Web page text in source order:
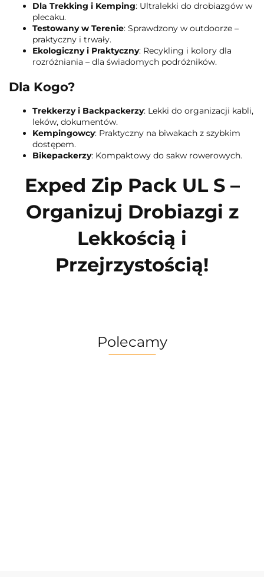
Dla Trekking i Kemping: Ultralekki do drobiazgów w
plecaku.
Testowany w Terenie: Sprawdzony w outdoorze –
praktyczny i trwały.
Ekologiczny i Praktyczny: Recykling i kolory dla
rozróżniania – dla świadomych podróżników.
Dla Kogo?
Trekkerzy i Backpackerzy: Lekki do organizacji kabli,
leków, dokumentów.
Kempingowcy: Praktyczny na biwakach z szybkim
dostępem.
Bikepackerzy: Kompaktowy do sakw rowerowych.
Exped Zip Pack UL S –
Organizuj Drobiazgi z
Lekkością i
Przejrzystością!
Polecamy